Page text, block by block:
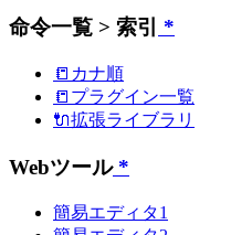
命令一覧 > 索引 *
📒カナ順
📒プラグイン一覧
🔌拡張ライブラリ
Webツール*
簡易エディタ1